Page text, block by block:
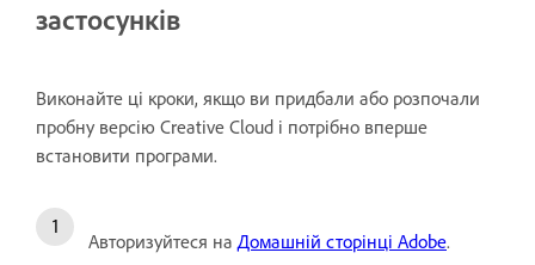
застосунків
Виконайте ці кроки, якщо ви придбали або розпочали
пробну версію Creative Cloud і потрібно вперше
встановити програми.
Авторизуйтеся на Домашній сторінці Adobe.